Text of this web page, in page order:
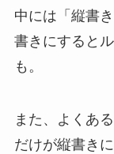
中には「縦書
書きにすると
も。
また、よくあ
だけが縦書き